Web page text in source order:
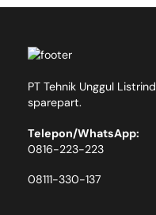
Skip
PT Tehnik Unggul
sparepart.
Telepon/WhatsApp:
0816-223-223
08111-330-137